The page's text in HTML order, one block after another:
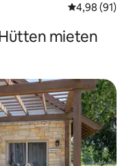
4,98 (91)
mieten